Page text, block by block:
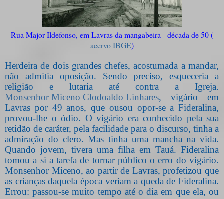
Rua Major Ildefonso, em Lavras da mangabeira - década de 50 (
acervo IBGE)
Herdeira de dois grandes chefes, acostumada a mandar,
não admitia oposição. Sendo preciso, esqueceria a
religião e lutaria até contra a Igreja.
Monsenhor Miceno Clodoaldo Linhares, vigário em
Lavras por 49 anos, que ousou opor-se a Fideralina,
provou-lhe o ódio. O vigário era conhecido pela sua
retidão de caráter, pela facilidade para o discurso, tinha a
admiração do clero. Mas tinha uma mancha na vida.
Quando jovem, tivera uma filha em Tauá. Fideralina
tomou a si a tarefa de tornar público o erro do vigário.
Monsenhor Miceno, ao partir de Lavras, profetizou que
as crianças daquela época veriam a queda de Fideralina.
Errou: passou-se muito tempo até o dia em que ela, ou